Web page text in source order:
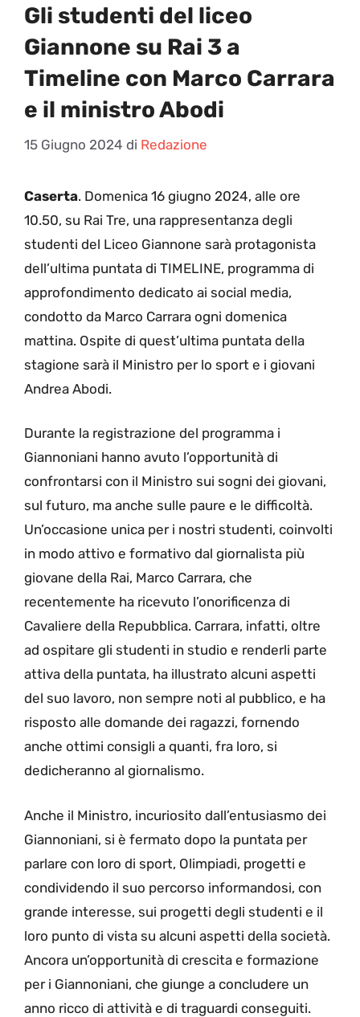
Gli studenti del liceo
Giannone su Rai 3 a
Timeline con Marco Carrara
e il ministro Abodi
15 Giugno 2024 di Redazione
Caserta. Domenica 16 giugno 2024, alle ore
10.50, su Rai Tre, una rappresentanza degli
studenti del Liceo Giannone sarà protagonista
dell’ultima puntata di TIMELINE, programma di
approfondimento dedicato ai social media,
condotto da Marco Carrara ogni domenica
mattina. Ospite di quest’ultima puntata della
stagione sarà il Ministro per lo sport e i giovani
Andrea Abodi.
Durante la registrazione del programma i
Giannoniani hanno avuto l’opportunità di
confrontarsi con il Ministro sui sogni dei giovani,
sul futuro, ma anche sulle paure e le difficoltà.
Un’occasione unica per i nostri studenti, coinvolti
in modo attivo e formativo dal giornalista più
giovane della Rai, Marco Carrara, che
recentemente ha ricevuto l’onorificenza di
Cavaliere della Repubblica. Carrara, infatti, oltre
ad ospitare gli studenti in studio e renderli parte
attiva della puntata, ha illustrato alcuni aspetti
del suo lavoro, non sempre noti al pubblico, e ha
risposto alle domande dei ragazzi, fornendo
anche ottimi consigli a quanti, fra loro, si
dedicheranno al giornalismo.
Anche il Ministro, incuriosito dall’entusiasmo dei
Giannoniani, si è fermato dopo la puntata per
parlare con loro di sport, Olimpiadi, progetti e
condividendo il suo percorso informandosi, con
grande interesse, sui progetti degli studenti e il
loro punto di vista su alcuni aspetti della società.
Ancora un’opportunità di crescita e formazione
per i Giannoniani, che giunge a concludere un
anno ricco di attività e di traguardi conseguiti.